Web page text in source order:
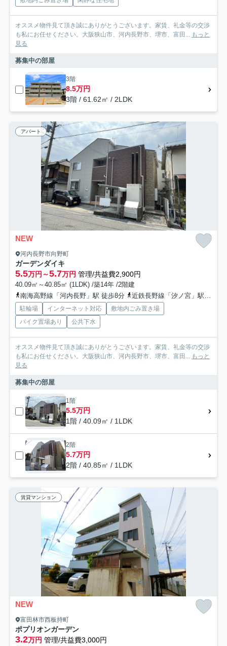
オススメ物件見て頂き誠にありがとうございます。家賃、礼金等の交渉
も私にお任せください。大阪狭山市、河内長野市、堺市、富田... もっと
見る
募集中の部屋
3階
8.5万円
3階 / 61.62㎡ / 2LDK
アパート
NEW
河内長野市向野町
ガーデンダイキ
5.5万円～5.7万円 管理/共益費2,900円
40.09㎡～40.85㎡ (1LDK) /築14年 /2階建
南海高野線「河内長野」駅 徒歩8分
近鉄長野線「汐ノ宮」駅 徒歩15分
駐輪場 インターネット対応
敷地内ごみ置き場
バイク置場あり
公共下水
オススメ物件見て頂き誠にありがとうございます。家賃、礼金等の交渉
も私にお任せください。大阪狭山市、河内長野市、堺市、富田... もっと
見る
募集中の部屋
1階
5.5万円
1階 / 40.09㎡ / 1LDK
2階
5.7万円
2階 / 40.85㎡ / 1LDK
賃貸マンション
NEW
富田林市西板持町
ポプリオンガーデン
3.2万円 管理/共益費3,000円